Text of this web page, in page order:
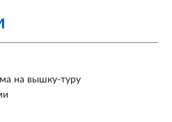
на вышку-туру